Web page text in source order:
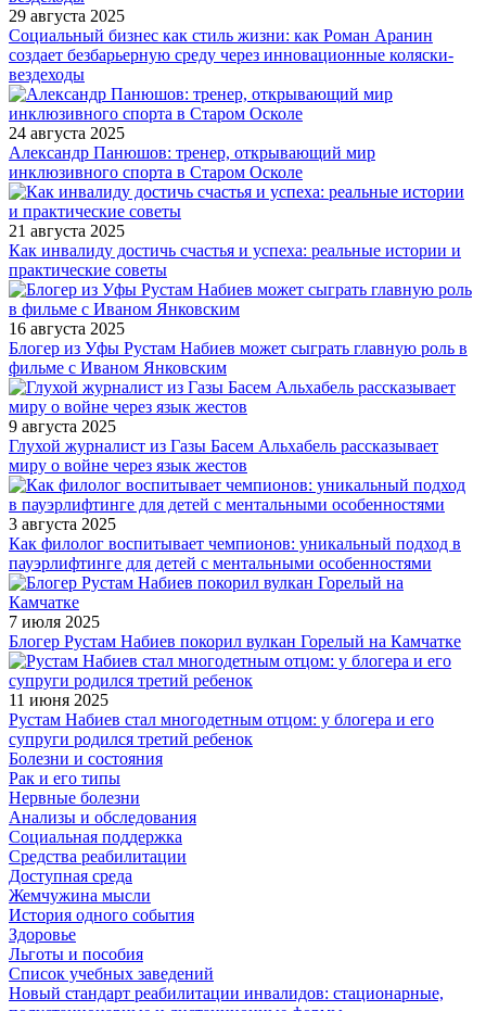
29 августа 2025
Социальный бизнес как стиль жизни: как Роман Аранин
создает безбарьерную среду через инновационные коляски-
вездеходы
24 августа 2025
Александр Панюшов: тренер, открывающий мир
инклюзивного спорта в Старом Осколе
21 августа 2025
Как инвалиду достичь счастья и успеха: реальные истории и
практические советы
16 августа 2025
Блогер из Уфы Рустам Набиев может сыграть главную роль в
фильме с Иваном Янковским
9 августа 2025
Глухой журналист из Газы Басем Альхабель рассказывает
миру о войне через язык жестов
3 августа 2025
Как филолог воспитывает чемпионов: уникальный подход в
пауэрлифтинге для детей с ментальными особенностями
7 июля 2025
Блогер Рустам Набиев покорил вулкан Горелый на Камчатке
11 июня 2025
Рустам Набиев стал многодетным отцом: у блогера и его
супруги родился третий ребенок
Болезни и состояния
Рак и его типы
Нервные болезни
Анализы и обследования
Социальная поддержка
Средства реабилитации
Доступная среда
Жемчужина мысли
История одного события
Здоровье
Льготы и пособия
Список учебных заведений
Новый стандарт реабилитации инвалидов: стационарные,